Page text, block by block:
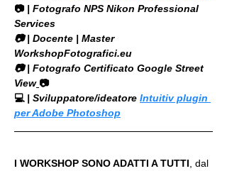
📷 | Fotografo NPS Nikon Professional
Services
​📷 | Docente | Master
WorkshopFotografici.eu
📷 | Fotografo Certificato Google Street
View 📷
💻 | Sviluppatore/ideatore Intuitiv plugin
per Adobe Photoshop
I WORKSHOP SONO ADATTI A TUTTI , dal